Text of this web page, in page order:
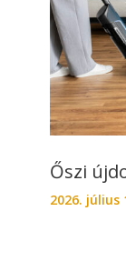
Őszi
2026. július